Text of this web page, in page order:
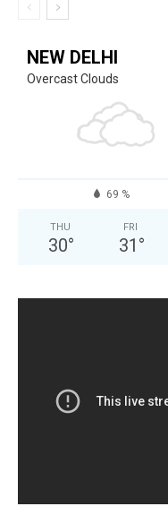
NEW DELHI
Overcast Clouds
69 %
THU
30°
FRI
31 °